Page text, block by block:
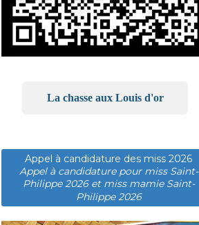
La chasse aux Louis d'or
Appel à candidature des miss 2026
Appel à candidature pour miss Saint-
Philippe 2026 et miss mamie Saint-
Philippe 2026